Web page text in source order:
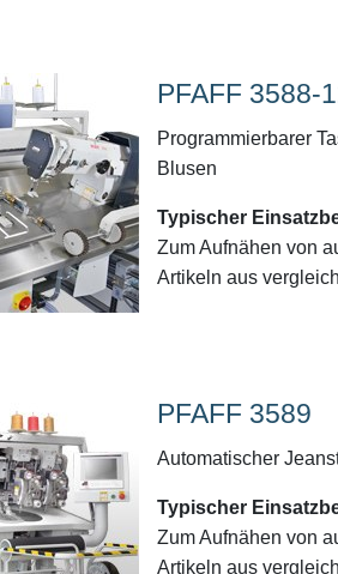
PFAFF 3588-
Programmierbarer
Blusen
Typischer
Zum Aufnähen von
Artikeln aus
PFAFF 3589
Automatischer
Typischer
Zum Aufnähen von
Artikeln aus